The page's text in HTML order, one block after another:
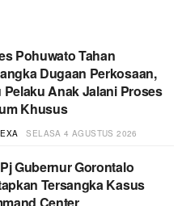
Pohuwato Tahan
Dugaan Perkosaan,
Pelaku Anak Jalani Proses
Khusus
SELASA 4 AGUSTUS 2026
Gubernur Gorontalo
Tersangka Kasus